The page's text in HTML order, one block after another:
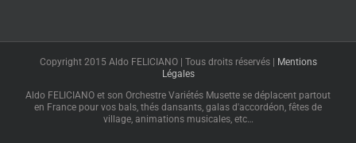
Copyright 2015 Aldo FELICIANO | Tous droits réservés | Mentions
Légales
Aldo FELICIANO et son Orchestre Variétés Musette se déplacent partout
en France pour vos bals, thés dansants, galas d'accordéon, fêtes de
village, animations musicales, etc…